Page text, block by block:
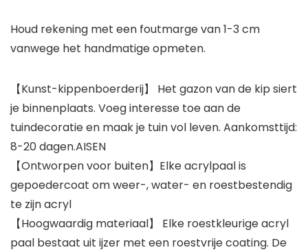
Houd rekening met een foutmarge van 1-3 cm
vanwege het handmatige opmeten.
【Kunst-kippenboerderij】 Het gazon van de kip siert
je binnenplaats. Voeg interesse toe aan de
tuindecoratie en maak je tuin vol leven. Aankomsttijd:
8-20 dagen.AISEN
【Ontworpen voor buiten】Elke acrylpaal is
gepoedercoat om weer-, water- en roestbestendig
te zijn acryl
【Hoogwaardig materiaal】 Elke roestkleurige acryl
paal bestaat uit ijzer met een roestvrije coating. De